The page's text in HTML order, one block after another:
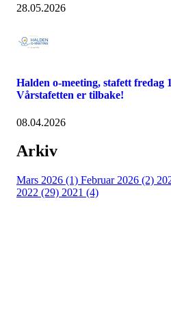
28.05.2026
Halden o-meeting, stafett fredag
Vårstafetten er tilbake!
08.04.2026
Arkiv
Mars 2026 (1) Februar 2026 (2)
2022 (29) 2021 (4)